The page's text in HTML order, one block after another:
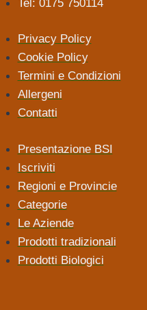
Tel: 0175 750114
Privacy Policy
Cookie Policy
Termini e Condizioni
Allergeni
Contatti
Presentazione BSI
Iscriviti
Regioni e Provincie
Categorie
Le Aziende
Prodotti tradizionali
Prodotti Biologici